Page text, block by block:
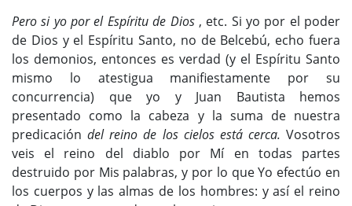
Pero si yo por el Espíritu de Dios, etc. Si yo por el poder
de Dios y el Espíritu Santo, no de Belcebú, echo fuera
los demonios, entonces es verdad (y el Espíritu Santo
mismo lo atestigua manifiestamente por su
concurrencia) que yo y Juan Bautista hemos
presentado como la cabeza y la suma de nuestra
predicacióndel reino de los cielos está cerca. Vosotros
veis el reino del diablo por Mí en todas partes
destruido por Mis palabras, y por lo que Yo efectúo en
los cuerpos y las almas de los hombres: y así el reino